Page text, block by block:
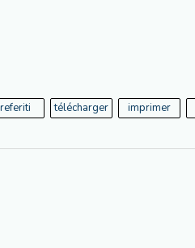
télécharger imprimer